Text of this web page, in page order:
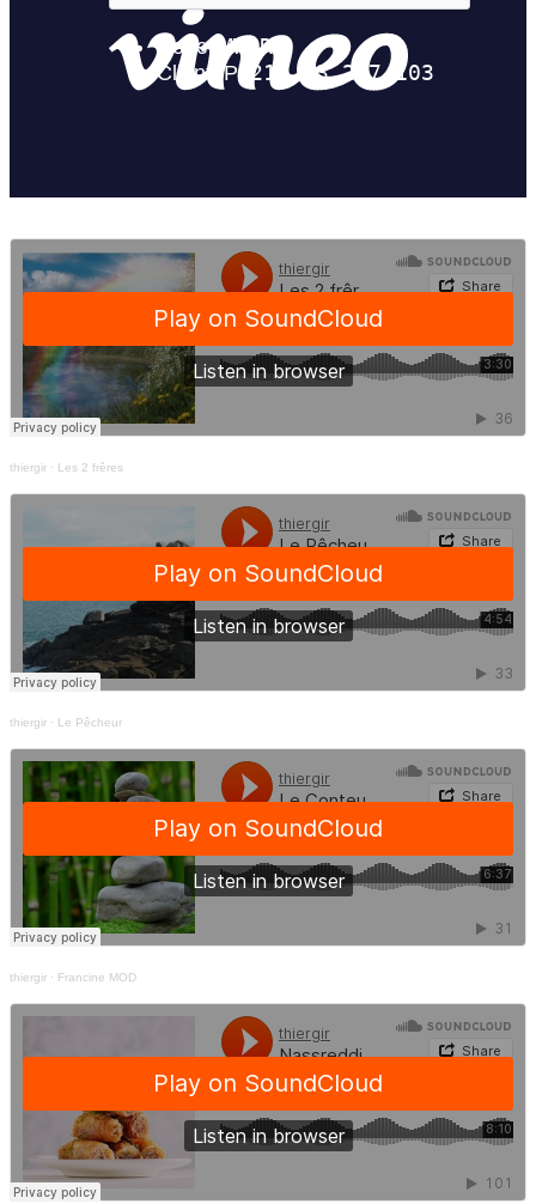
thiergir · Les 2 frêres
thiergir · Le Pêcheur
thiergir · Francine MOD